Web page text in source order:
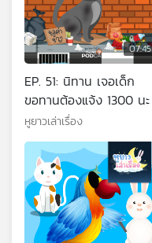
07:45
EP. 51: นิทาน เจอเด็ก
ขอทานต้องแจ้ง 1300 นะ
หูยาวเล่าเรื่อง